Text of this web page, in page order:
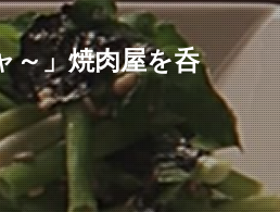
～」焼肉屋を呑